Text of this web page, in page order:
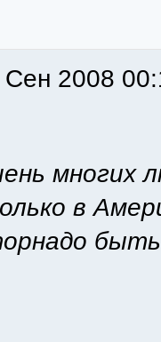
2008
многих
в